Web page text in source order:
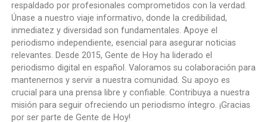
respaldado por profesionales comprometidos con la verdad.
Únase a nuestro viaje informativo, donde la credibilidad,
inmediatez y diversidad son fundamentales. Apoye el
periodismo independiente, esencial para asegurar noticias
relevantes. Desde 2015, Gente de Hoy ha liderado el
periodismo digital en español. Valoramos su colaboración para
mantenernos y servir a nuestra comunidad. Su apoyo es
crucial para una prensa libre y confiable. Contribuya a nuestra
misión para seguir ofreciendo un periodismo íntegro. ¡Gracias
por ser parte de Gente de Hoy!